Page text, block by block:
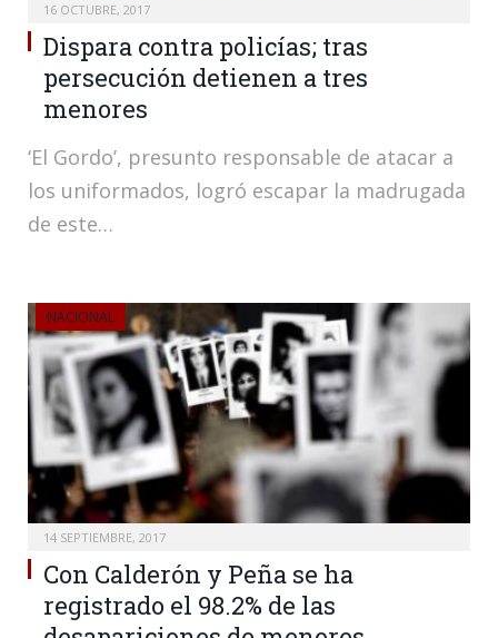
16 OCTUBRE, 2017
Dispara contra policías; tras
persecución detienen a tres
menores
‘El Gordo’, presunto responsable de atacar a
los uniformados, logró escapar la madrugada
de este…
NACIONAL
14 SEPTIEMBRE, 2017
Con Calderón y Peña se ha
registrado el 98.2% de las